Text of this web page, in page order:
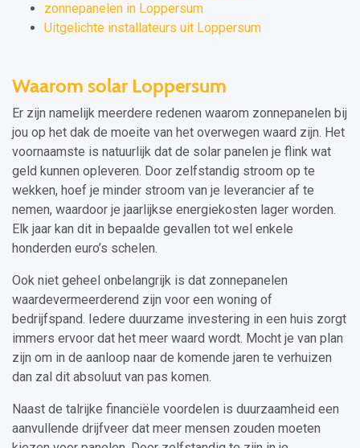
zonnepanelen in Loppersum
Uitgelichte installateurs uit Loppersum
Waarom solar Loppersum
Er zijn namelijk meerdere redenen waarom zonnepanelen bij
jou op het dak de moeite van het overwegen waard zijn. Het
voornaamste is natuurlijk dat de solar panelen je flink wat
geld kunnen opleveren. Door zelfstandig stroom op te
wekken, hoef je minder stroom van je leverancier af te
nemen, waardoor je jaarlijkse energiekosten lager worden.
Elk jaar kan dit in bepaalde gevallen tot wel enkele
honderden euro’s schelen.
Ook niet geheel onbelangrijk is dat zonnepanelen
waardevermeerderend zijn voor een woning of
bedrijfspand. Iedere duurzame investering in een huis zorgt
immers ervoor dat het meer waard wordt. Mocht je van plan
zijn om in de aanloop naar de komende jaren te verhuizen
dan zal dit absoluut van pas komen.
Naast de talrijke financiële voordelen is duurzaamheid een
aanvullende drijfveer dat meer mensen zouden moeten